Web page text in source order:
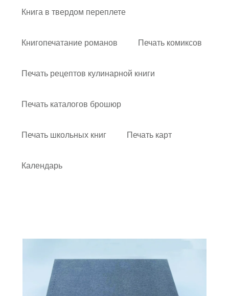
Книга в твердом переплете
Книгопечатание романов Печать комиксов
Печать рецептов кулинарной книги
Печать каталогов брошюр
Печать школьных книг Печать карт
Календарь